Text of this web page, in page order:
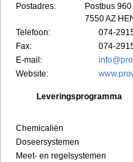
Postadres:
Postbus 960
7550 AZ
Telefoon:
074-
Fax:
074-
E-mail:
Website:
Leveringsprogramma
Chemicaliën
Doseersystemen
Meet- en regelsystemen